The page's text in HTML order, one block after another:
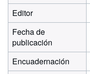
Editor
Fecha de
publicación
Encuadernación